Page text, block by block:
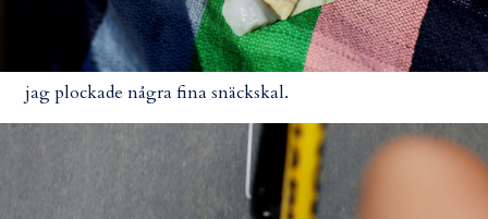
jag plockade några fina snäckskal.